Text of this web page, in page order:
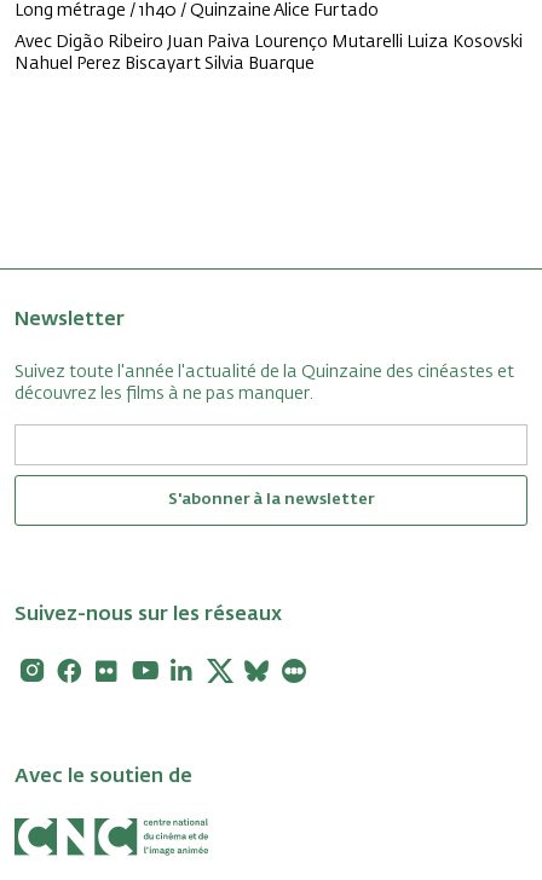
Long métrage / 1h40 / Quinzaine Alice Furtado
Avec Digão Ribeiro Juan Paiva Lourenço Mutarelli Luiza Kosovski
Nahuel Perez Biscayart Silvia Buarque
Newsletter
Suivez toute l'année l'actualité de la Quinzaine des cinéastes et
découvrez les films à ne pas manquer.
S'abonner à la newsletter
Suivez-nous sur les réseaux
Instagram
Facebook
FlickrYoutubeLinkedin
X Bluesky
Avec le soutien de